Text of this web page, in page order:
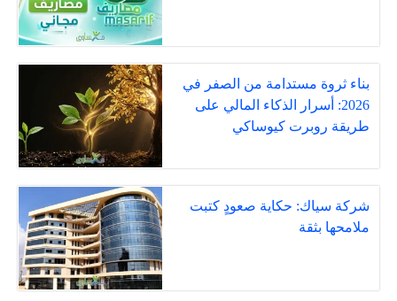
بناء ثروة مستدامة من الصفر في
2026: أسرار الذكاء المالي على
طريقة روبرت كيوساكي
شركة سياك: حكاية صعودٍ كتبت
ملامحها بثقة